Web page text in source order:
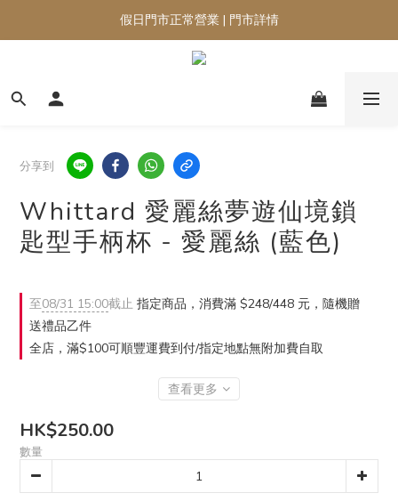
假日門市正常營業 | 門市詳情
分享到
Whittard 愛麗絲夢遊仙境鎖
匙型手柄杯 - 愛麗絲 (藍色)
至08/31 15:00截止 指定商品，消費滿 $248/448 元，隨機贈
送禮品乙件
全店，滿$100可順豐運費到付/指定地點無附加費自取
查看更多
HK$250.00
數量